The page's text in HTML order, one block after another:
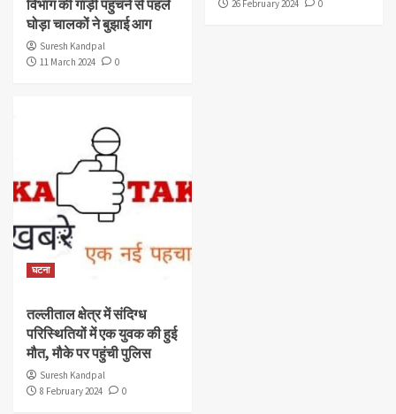
विभाग की गाड़ी पहुंचने से पहले
घोड़ा चालकों ने बुझाई आग
Suresh Kandpal
11 March 2024
0
26 February 2024 0
घटना
तल्लीताल क्षेत्र में संदिग्ध
परिस्थितियों में एक युवक की हुई
मौत, मौके पर पहुंची पुलिस
Suresh Kandpal
8 February 2024
0